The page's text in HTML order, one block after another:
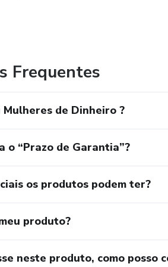
Frequentes
de Dinheiro ?
o “Prazo de Garantia”?
os produtos podem ter?
produto?
neste produto, como posso